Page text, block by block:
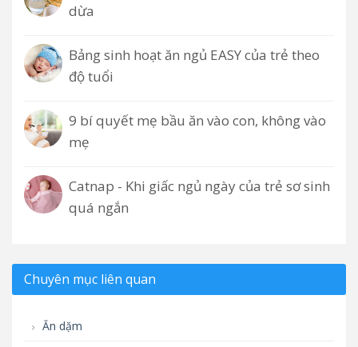
dừa
Bảng sinh hoạt ăn ngủ EASY của trẻ theo
độ tuổi
9 bí quyết mẹ bầu ăn vào con, không vào
mẹ
Catnap - Khi giấc ngủ ngày của trẻ sơ sinh
quá ngắn
Chuyên mục liên quan
Ăn dặm